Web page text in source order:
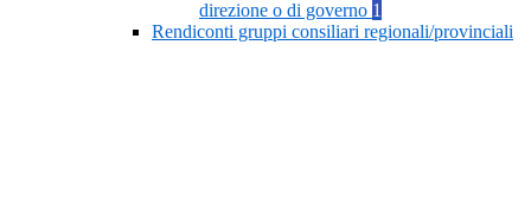
direzione o di governo 1
Rendiconti gruppi consiliari regionali/provinciali